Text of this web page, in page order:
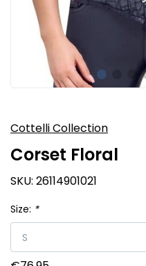
Cottelli Collection
Corset Floral
SKU: 26114901021
Size: *